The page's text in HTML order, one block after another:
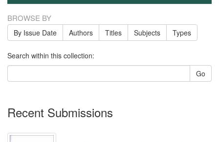
BROWSE BY
By Issue Date Authors Titles Subjects Types
Search within this collection:
Go
Recent Submissions